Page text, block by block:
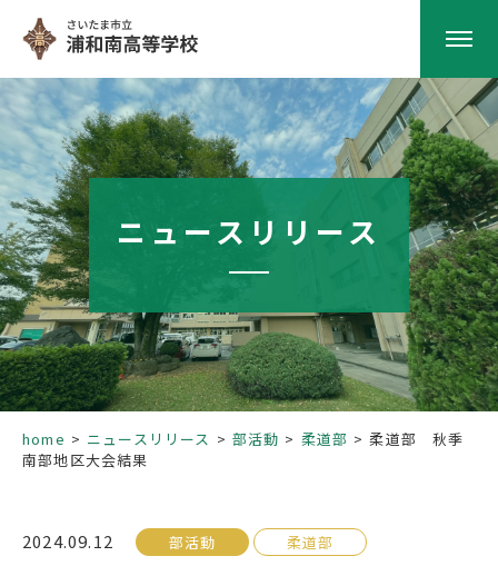
HOME
学校紹介
南高の教育
学校生活
部活動
進路指導
受検生の方へ
ニュースリリース
home ニュースリリース 部活動 柔道部
柔道部 秋季
南部地区大会結果
2024.09.12 部活動 柔道部